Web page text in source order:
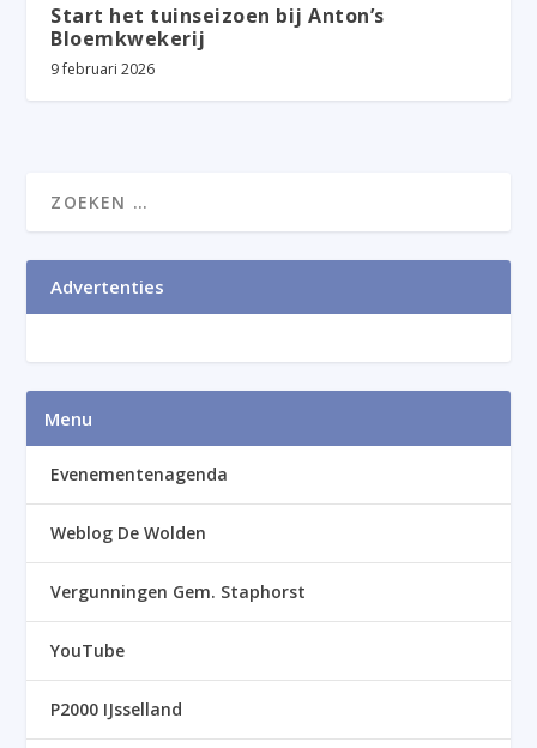
Start het tuinseizoen bij Anton’s
Bloemkwekerij
9 februari 2026
Advertenties
Menu
Evenementenagenda
Weblog De Wolden
Vergunningen Gem. Staphorst
YouTube
P2000 IJsselland